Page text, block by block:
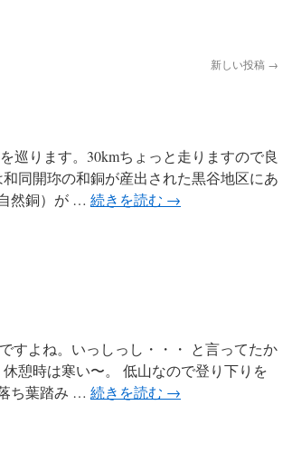
新しい投稿 →
巡ります。30kmちょっと走りますので良
同開珎の和銅が産出された黒谷地区にあ
然銅）が … 続きを読む →
すよね。いっしっし・・・ と言ってたか
憩時は寒い〜。 低山なので登り下りを
ち葉踏み … 続きを読む →